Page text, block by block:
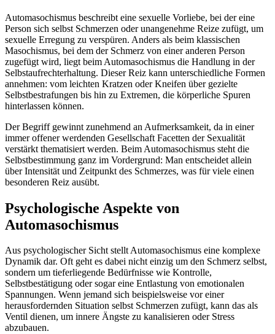
Automasochismus beschreibt eine sexuelle Vorliebe, bei der eine
Person sich selbst Schmerzen oder unangenehme Reize zufügt, um
sexuelle Erregung zu verspüren. Anders als beim klassischen
Masochismus, bei dem der Schmerz von einer anderen Person
zugefügt wird, liegt beim Automasochismus die Handlung in der
Selbstaufrechterhaltung. Dieser Reiz kann unterschiedliche Formen
annehmen: vom leichten Kratzen oder Kneifen über gezielte
Selbstbestrafungen bis hin zu Extremen, die körperliche Spuren
hinterlassen können.
Der Begriff gewinnt zunehmend an Aufmerksamkeit, da in einer
immer offener werdenden Gesellschaft Facetten der Sexualität
verstärkt thematisiert werden. Beim Automasochismus steht die
Selbstbestimmung ganz im Vordergrund: Man entscheidet allein
über Intensität und Zeitpunkt des Schmerzes, was für viele einen
besonderen Reiz ausübt.
Psychologische Aspekte von
Automasochismus
Aus psychologischer Sicht stellt Automasochismus eine komplexe
Dynamik dar. Oft geht es dabei nicht einzig um den Schmerz selbst,
sondern um tieferliegende Bedürfnisse wie Kontrolle,
Selbstbestätigung oder sogar eine Entlastung von emotionalen
Spannungen. Wenn jemand sich beispielsweise vor einer
herausfordernden Situation selbst Schmerzen zufügt, kann das als
Ventil dienen, um innere Ängste zu kanalisieren oder Stress
abzubauen.